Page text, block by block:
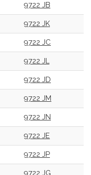
9722 JB
9722 JK
9722 JC
9722 JL
9722 JD
9722 JM
9722 JN
9722 JE
9722 JP
9722 JG